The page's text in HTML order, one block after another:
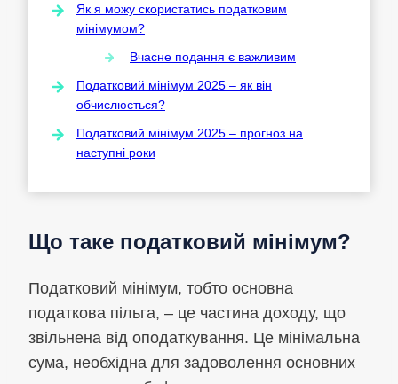
Як я можу скористатись податковим
мінімумом?
Вчасне подання є важливим
Податковий мінімум 2025 – як він
обчислюється?
Податковий мінімум 2025 – прогноз на
наступні роки
Що таке податковий мінімум?
Податковий мінімум, тобто основна
податкова пільга, – це частина доходу, що
звільнена від оподаткування. Це мінімальна
сума, необхідна для задоволення основних